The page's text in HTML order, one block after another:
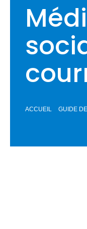
ACCUEIL GUIDE